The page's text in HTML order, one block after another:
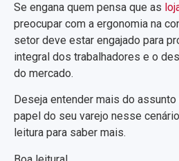
Se engana quem pensa que as
preocupar com a ergonomia na
setor deve estar engajado para
integral dos trabalhadores e o
do mercado.
Deseja entender mais do
papel do seu varejo nesse
leitura para saber mais.